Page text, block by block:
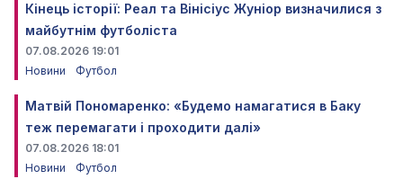
Кінець історії: Реал та Вінісіус Жуніор визначилися з
майбутнім футболіста
07.08.2026 19:01
Новини
Футбол
Матвій Пономаренко: «Будемо намагатися в Баку
теж перемагати і проходити далі»
07.08.2026 18:01
Новини
Футбол